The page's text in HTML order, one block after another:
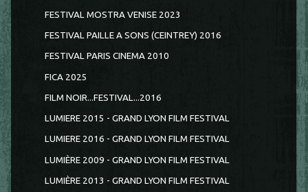
FESTIVAL MOSTRA VENISE 2023
FESTIVAL PAILLE A SONS (CEINTREY) 2016
FESTIVAL PARIS CINEMA 2010
FICA 2025
FILM NOIR...FESTIVAL...2016
LUMIERE 2015 - GRAND LYON FILM FESTIVAL
LUMIERE 2016 - GRAND LYON FILM FESTIVAL
LUMIÈRE 2009 - GRAND LYON FILM FESTIVAL
LUMIÈRE 2013 - GRAND LYON FILM FESTIVAL